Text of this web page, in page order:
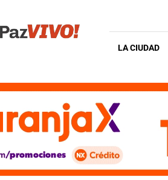
LA CIUDAD